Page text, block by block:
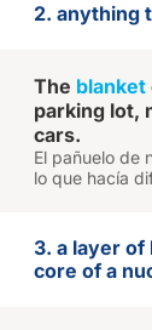
2. anything
The blanket
parking lot,
cars.
El pañuelo de
lo que hacía
3. a layer
core of a